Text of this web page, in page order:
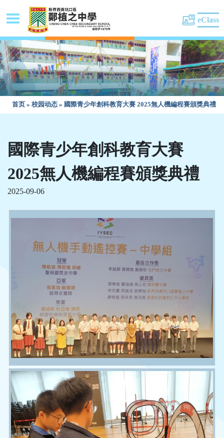
eClass
首页 » 校园动态 » 國際青少年創科教育大賽 2025無人機編程賽頒獎典禮
國際青少年創科教育大賽
2025無人機編程賽頒獎典禮
2025-09-06